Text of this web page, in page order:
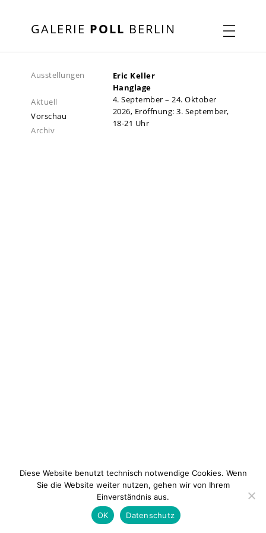
GALERIE POLL BERLIN
Ausstellungen
Aktuell
Vorschau
Archiv
Eric Keller
Hanglage
4. September – 24. Oktober
2026, Eröffnung: 3. September,
18-21 Uhr
Kontakt Impressum
Diese Website benutzt technisch notwendige Cookies. Wenn
Sie die Website weiter nutzen, gehen wir von Ihrem
Einverständnis aus.
OK
Datenschutz